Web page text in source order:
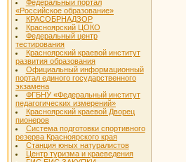
Федеральный портал
«Российское образование»
КРАСОБРНАДЗОР
Красноярский ЦОКО
Федеральный центр
тестирования
Красноярский краевой институт
развития образования
Официальный информационный
портал единого государственного
экзамена
ФГБНУ «Федеральный институт
педагогических измерений»
Красноярский краевой Дворец
пионеров
Система подготовки спортивного
резерва Красноярского края
Станция юных натуралистов
Центр туризма и краеведения